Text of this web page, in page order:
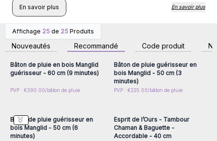
Idéals pour boutiques ésotériques, magasins de
musique et concept stores
Excellents produits complémentaires aux bols
En savoir plus En savoir plus
Affichage 25 de 25 Produits
Nouveautés Recommandé Code produit
Connectez-vous ou
inscrivez-vous pour
accéder aux prix de gros
Bâton de pluie en bois Manglid
guérisseur - 60 cm (9 minutes)
PVP : €390.00/bâton de pluie
inscrivez-vous pour
accéder aux prix de gros
Bâton de pluie guérisseur en
bois Manglid - 50 cm (3
minutes)
PVP : €225.00/bâton de pluie
Connectez-vous ou
Bâton de pluie guérisseur en
bois Manglid - 50 cm (6
minutes)
Connectez-vous ou
Esprit de l’Ours - Tambour
Chaman & Baguette -
Accordable - 40 cm